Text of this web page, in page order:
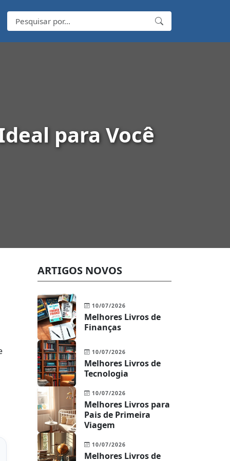
para Você
ARTIGOS NOVOS
10/07/2026
Melhores Livros de
Finanças
10/07/2026
Melhores Livros de
Tecnologia
10/07/2026
Melhores Livros para
Pais de Primeira
Viagem
10/07/2026
Melhores Livros de